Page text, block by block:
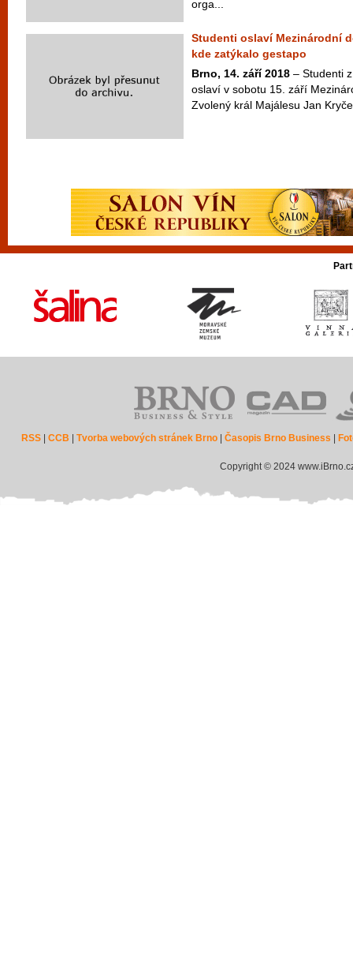
orga...
Studenti oslaví Mezinárodní
kde zatýkalo gestapo
Brno, 14. září 2018 – Studenti
oslaví v sobotu 15. září
Zvolený král Majálesu Jan
RSS |CCB |Tvorba webových stránek Brno |Časopis Brno Business
Copyright © 2024